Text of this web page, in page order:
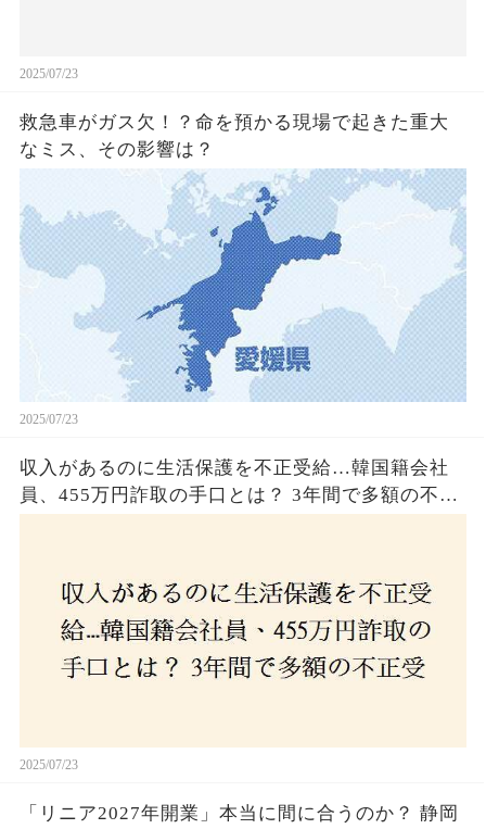
2025/07/23
救急車がガス欠！？命を預かる現場で起きた重大
なミス、その影響は？
2025/07/23
収入があるのに生活保護を不正受給…韓国籍会社
員、455万円詐取の手口とは？ 3年間で多額の不正
2025/07/23
「リニア2027年開業」本当に間に合うのか？ 静岡